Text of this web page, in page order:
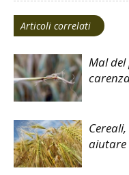
Articoli correlati
Mal del
aiutare